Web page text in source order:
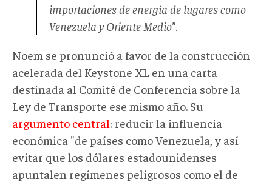
importaciones de energía de lugares como
Venezuela y Oriente Medio".
Noem se pronunció a favor de la construcción
acelerada del Keystone XL en una carta
destinada al Comité de Conferencia sobre la
Ley de Transporte ese mismo año. Su
argumento central: reducir la influencia
económica "de países como Venezuela, y así
evitar que los dólares estadounidenses
apuntalen regímenes peligrosos como el de